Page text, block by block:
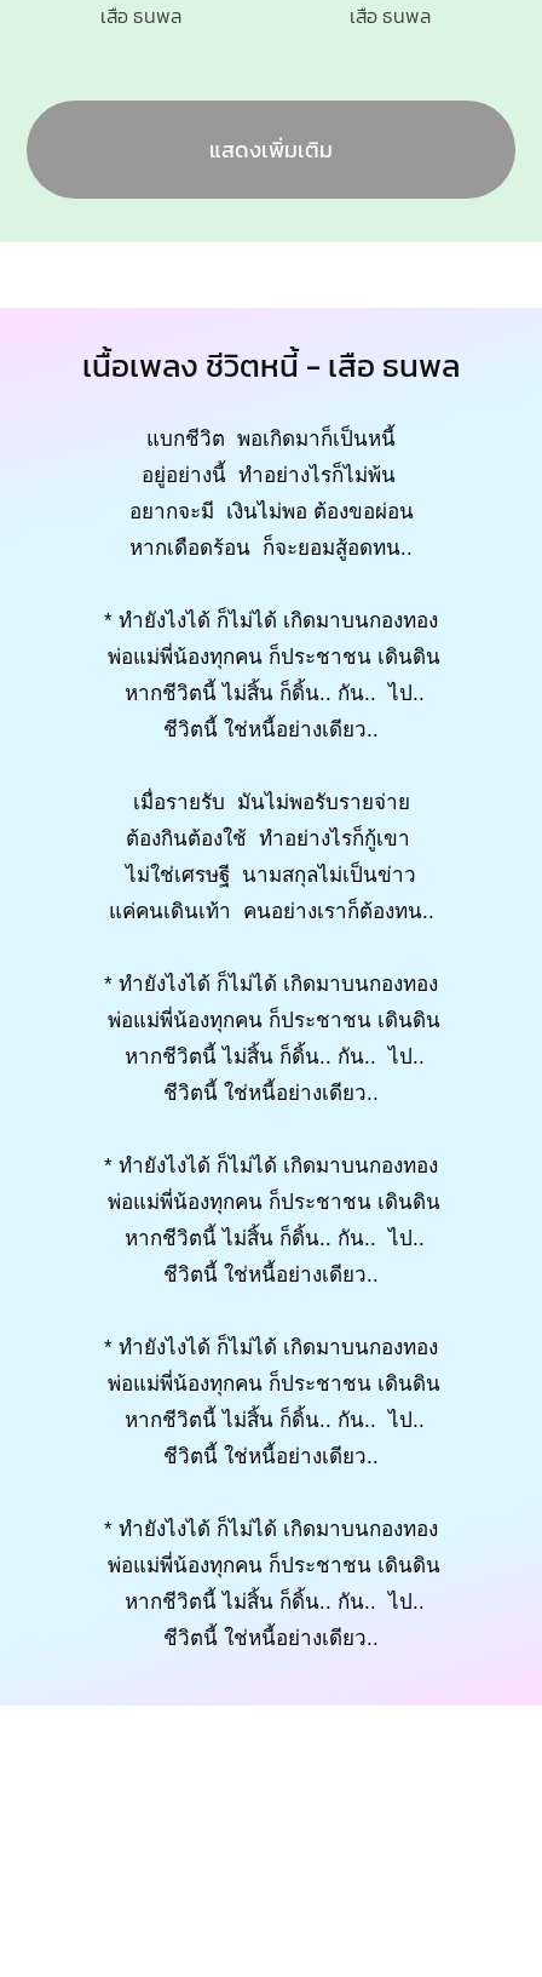
เสือ ธนพล เสือ ธนพล
แสดงเพิ่มเติม
เนื้อเพลง ชีวิตหนี้ - เสือ ธนพล
แบกชีวิต พอเกิดมาก็เป็นหนี้
อยู่อย่างนี้ ทำอย่างไรก็ไม่พ้น
อยากจะมี เงินไม่พอ ต้องขอผ่อน
หากเดือดร้อน ก็จะยอมสู้อดทน..
* ทำยังไงได้ ก็ไม่ได้ เกิดมาบนกองทอง
พ่อแม่พี่น้องทุกคน ก็ประชาชน เดินดิน
หากชีวิตนี้ ไม่สิ้น ก็ดิ้น.. กัน.. ไป..
ชีวิตนี้ ใช่หนี้อย่างเดียว..
เมื่อรายรับ มันไม่พอรับรายจ่าย
ต้องกินต้องใช้ ทำอย่างไรก็กู้เขา
ไม่ใช่เศรษฐี นามสกุลไม่เป็นข่าว
แค่คนเดินเท้า คนอย่างเราก็ต้องทน..
* ทำยังไงได้ ก็ไม่ได้ เกิดมาบนกองทอง
พ่อแม่พี่น้องทุกคน ก็ประชาชน เดินดิน
หากชีวิตนี้ ไม่สิ้น ก็ดิ้น.. กัน.. ไป..
ชีวิตนี้ ใช่หนี้อย่างเดียว..
* ทำยังไงได้ ก็ไม่ได้ เกิดมาบนกองทอง
พ่อแม่พี่น้องทุกคน ก็ประชาชน เดินดิน
หากชีวิตนี้ ไม่สิ้น ก็ดิ้น.. กัน.. ไป..
ชีวิตนี้ ใช่หนี้อย่างเดียว..
* ทำยังไงได้ ก็ไม่ได้ เกิดมาบนกองทอง
พ่อแม่พี่น้องทุกคน ก็ประชาชน เดินดิน
หากชีวิตนี้ ไม่สิ้น ก็ดิ้น.. กัน.. ไป..
ชีวิตนี้ ใช่หนี้อย่างเดียว..
* ทำยังไงได้ ก็ไม่ได้ เกิดมาบนกองทอง
พ่อแม่พี่น้องทุกคน ก็ประชาชน เดินดิน
หากชีวิตนี้ ไม่สิ้น ก็ดิ้น.. กัน.. ไป..
ชีวิตนี้ ใช่หนี้อย่างเดียว..